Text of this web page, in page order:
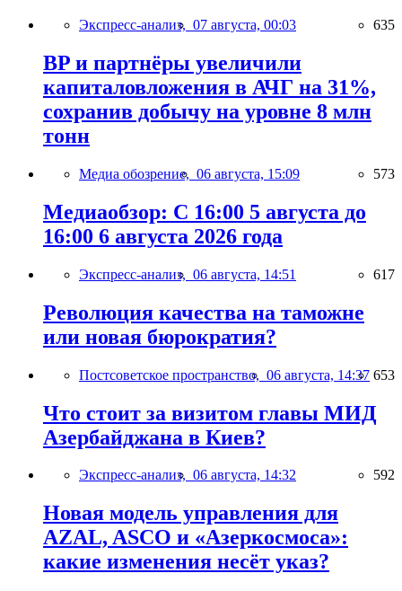
Экспресс-анализ, 07 августа, 00:03 635
BP и партнёры увеличили
капиталовложения в АЧГ на 31%,
сохранив добычу на уровне 8 млн
тонн
Медиа обозрение, 06 августа, 15:09 573
Медиаобзор: С 16:00 5 августа до
16:00 6 августа 2026 года
Экспресс-анализ, 06 августа, 14:51 617
Революция качества на таможне
или новая бюрократия?
Постсоветское пространство, 06 августа, 14:37 653
Что стоит за визитом главы МИД
Азербайджана в Киев?
Экспресс-анализ, 06 августа, 14:32 592
Новая модель управления для
AZAL, ASCO и «Азеркосмоса»:
какие изменения несёт указ?